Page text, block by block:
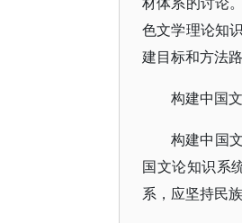
色文学理论知
建目标和方法
构建中国
构建中国
国文论知识系
系，应坚持民